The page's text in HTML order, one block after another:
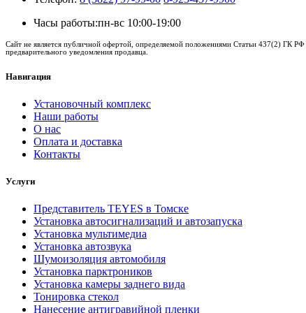
Часы работы:пн-вс 10:00-19:00
Сайт не является публичной офертой, определяемой положениями Статьи 437(2) ГК РФ
предварительного уведомления продавца.
Навигация
Установочный комплекс
Наши работы
О нас
Оплата и доставка
Контакты
Услуги
Представитель TEYES в Томске
Установка автосигнализаций и автозапуска
Установка мультимедиа
Установка автозвука
Шумоизоляция автомобиля
Установка парктроников
Установка камеры заднего вида
Тонировка стекол
Нанесение антигравийной пленки